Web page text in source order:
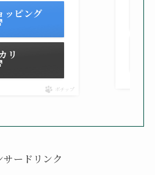
ピング
リ
ポチップ
サードリンク